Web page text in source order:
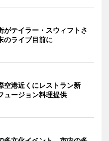
がテイラー・スウィフトさ
ライブ目前に
空港近くにレストラン新
ージョン料理提供